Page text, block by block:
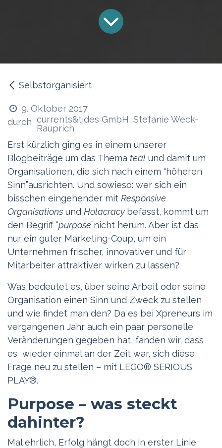
Selbstorganisiert
9. Oktober 2017
durch currents&tides GmbH, Stefanie Weck-
Rauprich
Erst kürzlich ging es in einem unserer
Blogbeiträge um das Thema teal und damit um
Organisationen, die sich nach einem “höheren
Sinn”ausrichten. Und sowieso: wer sich ein
bisschen eingehender mit Responsive
Organisations und Holacracy befasst, kommt um
den Begriff “purpose”nicht herum. Aber ist das
nur ein guter Marketing-Coup, um ein
Unternehmen frischer, innovativer und für
Mitarbeiter attraktiver wirken zu lassen?
Was bedeutet es, über seine Arbeit oder seine
Organisation einen Sinn und Zweck zu stellen
und wie findet man den? Da es bei Xpreneurs im
vergangenen Jahr auch ein paar personelle
Veränderungen gegeben hat, fanden wir, dass
es wieder einmal an der Zeit war, sich diese
Frage neu zu stellen – mit LEGO® SERIOUS
PLAY®.
Purpose – was steckt
dahinter?
Mal ehrlich, Erfolg hängt doch in erster Linie